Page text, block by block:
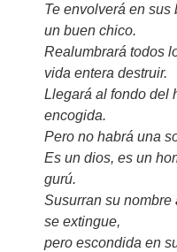
Te envolverá en sus
un buen chico.
Realumbrará todos
vida entera destruir.
Llegará al fondo del
encogida.
Pero no habrá una
Es un dios, es un
gurú.
Susurran su nombre
se extingue,
pero escondida en